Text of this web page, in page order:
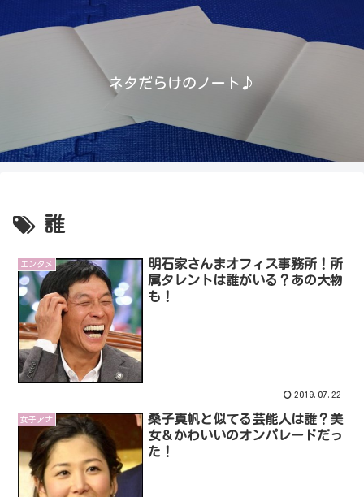
ネタだらけのノート♪
誰
エンタメ
明石家さんまオフィス事務所！所
属タレントは誰がいる？あの大物
も！
2019.07.22
女子アナ
桑子真帆と似てる芸能人は誰？美
女＆かわいいのオンパレードだっ
た！